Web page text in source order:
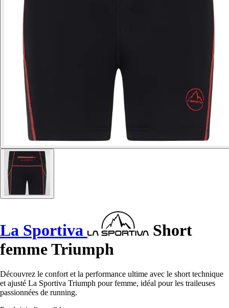
La Sportiva
Short
femme Triumph
Découvrez le confort et la performance ultime avec le short technique
et ajusté La Sportiva Triumph pour femme, idéal pour les traileuses
passionnées de running.